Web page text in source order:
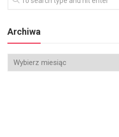
Archiwa